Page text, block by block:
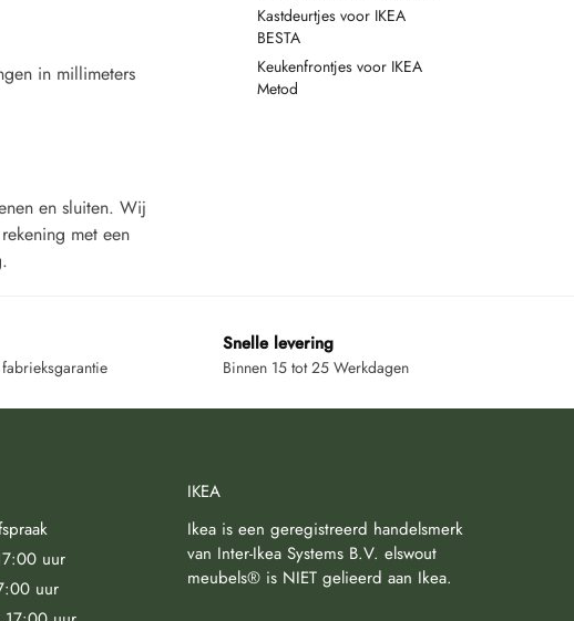
in millimeters
en sluiten. Wij
met een
Kastdeurtjes voor IKEA
BESTA
Keukenfrontjes voor IKEA
Metod
Snelle levering
Binnen 15 tot 25 Werkdagen
uur
uur
IKEA
Ikea is een geregistreerd handelsmerk
van Inter-Ikea Systems B.V. elswout
meubels® is NIET gelieerd aan Ikea.